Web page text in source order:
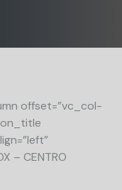
offset=”vc_col-
– CENTRO